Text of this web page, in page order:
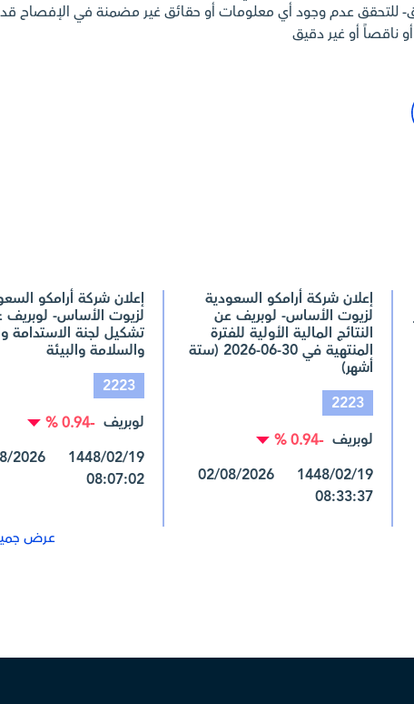
للتحقق عدم وجود أي معلومات أو حقائق غير مضمنة في الإفصاح
ناقصاً أو غير دقيق
إعلان شركة أرامكو السعودية
لزيوت الأساس- لوبريف عن
النتائج المالية الأولية للفترة
المنتهية في 30-06-2026 (ستة
أشهر)
2223
لوبريف -0.94 %
1448/02/19 02/08/2026
08:33:37
إعلان شركة أرامكو
لزيوت الأساس- لوبريف
تشكيل لجنة الاستدامة
والسلامة والبيئة
2223
لوبريف -0.94 %
02/08/2026
08:07:02
عرض